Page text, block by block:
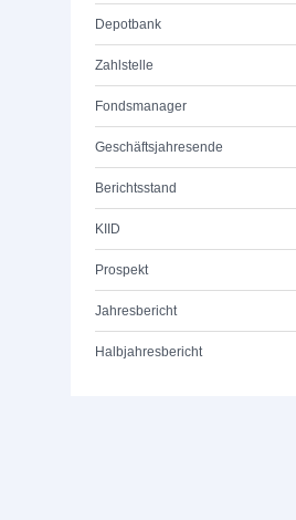
Depotbank
Zahlstelle
Fondsmanager
Geschäftsjahresende
Berichtsstand
KIID
Prospekt
Jahresbericht
Halbjahresbericht